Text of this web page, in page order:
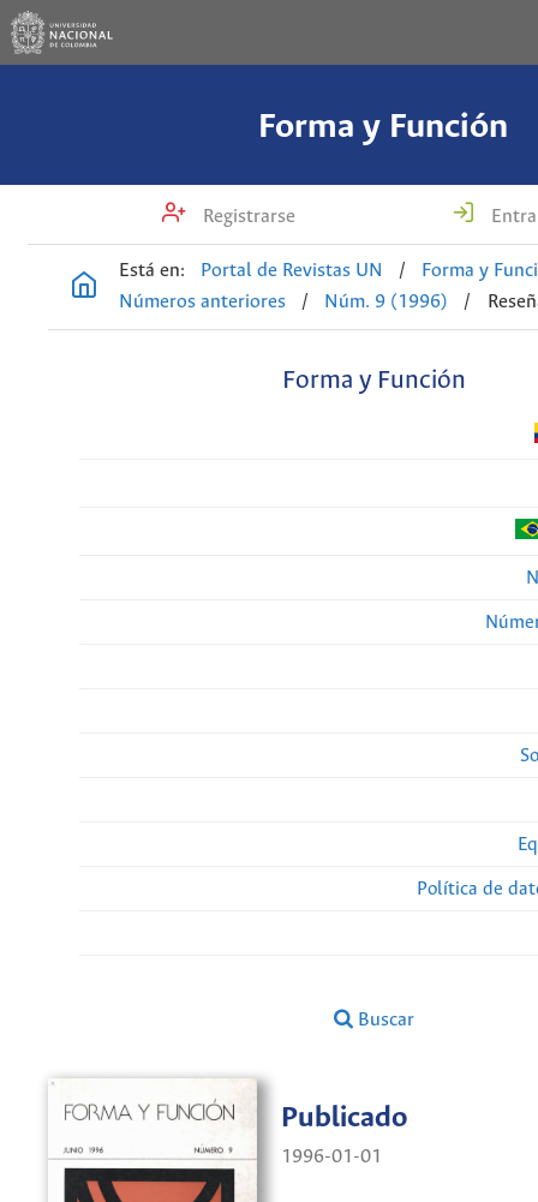
Forma y Función
Registrarse
Está en: Portal de Revistas UN /
Forma y
Números anteriores
/ Núm. 9 (1996) /
Forma y Función
Política de
Buscar
Publicado
1996-01-01